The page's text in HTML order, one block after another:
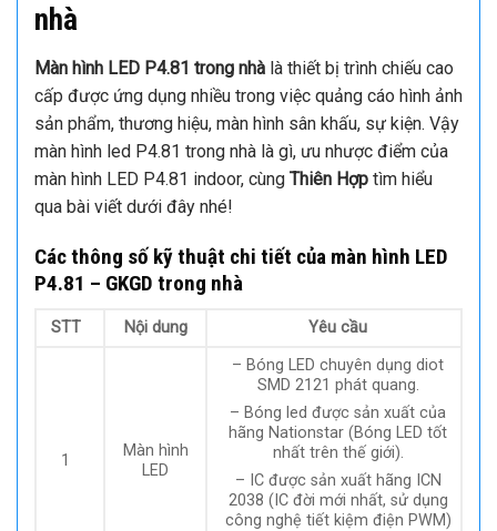
nhà
Màn hình LED P4.81 trong nhà là thiết bị trình chiếu cao
cấp được ứng dụng nhiều trong việc quảng cáo hình ảnh
sản phẩm, thương hiệu, màn hình sân khấu, sự kiện. Vậy
màn hình led P4.81 trong nhà là gì, ưu nhược điểm của
màn hình LED P4.81 indoor, cùng Thiên Hợp tìm hiểu
qua bài viết dưới đây nhé!
Các thông số kỹ thuật chi tiết của màn hình LED
P4.81 – GKGD trong nhà
STT Nội dung Yêu cầu
1
Màn hình
LED
– Bóng LED chuyên dụng diot
SMD 2121 phát quang.
– Bóng led được sản xuất của
hãng Nationstar (Bóng LED tốt
nhất trên thế giới).
– IC được sản xuất hãng ICN
2038 (IC đời mới nhất, sử dụng
công nghệ tiết kiệm điện PWM)